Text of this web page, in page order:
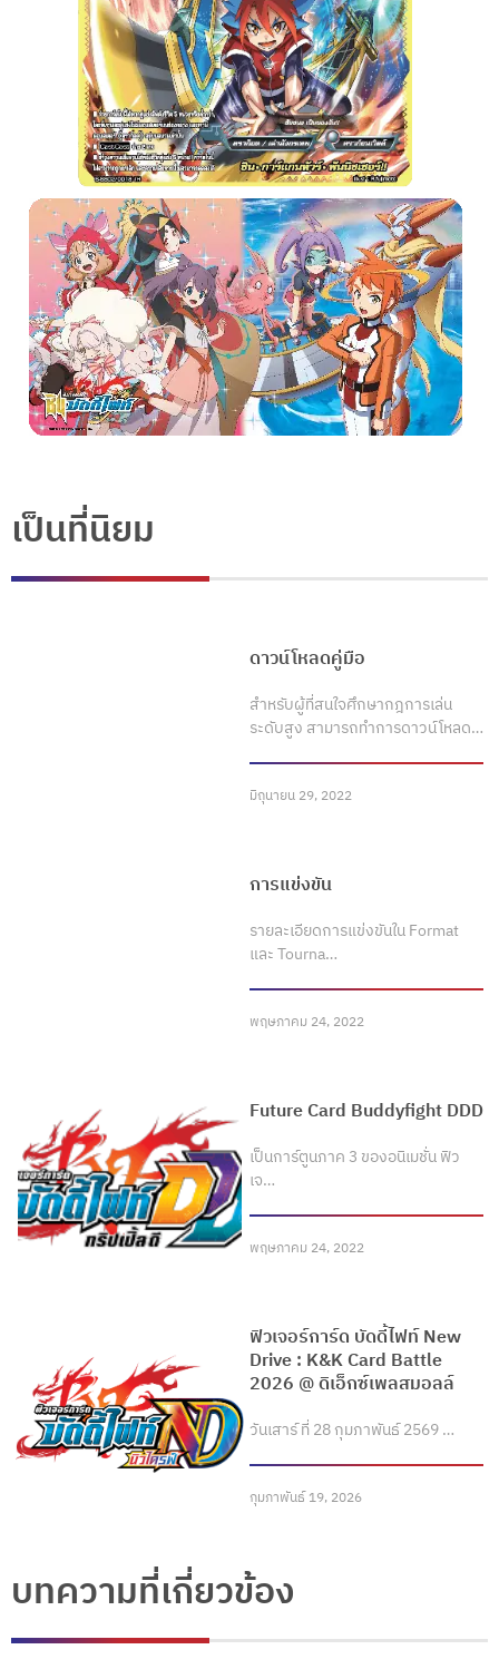
เป็นที่นิยม
ดาวน์โหลดคู่มือ
สำหรับผู้ที่สนใจศึกษากฎการเล่น
ระดับสูง สามารถทำการดาวน์โหลด…
มิถุนายน 29, 2022
การแข่งขัน
รายละเอียดการแข่งขันใน Format
และ Tourna…
พฤษภาคม 24, 2022
Future Card Buddyfight DDD
เป็นการ์ตูนภาค 3 ของอนิเมชั่น ฟิว
เจ…
พฤษภาคม 24, 2022
ฟิวเจอร์การ์ด บัดดี้ไฟท์ New
Drive : K&K Card Battle
2026 @ ดิเอ็กซ์เพลสมอลล์
วันเสาร์ ที่ 28 กุมภาพันธ์ 2569 …
กุมภาพันธ์ 19, 2026
บทความที่เกี่ยวข้อง